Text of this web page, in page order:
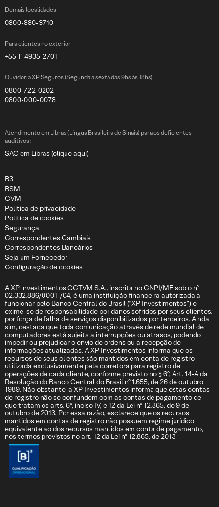
Demais localidades
0800-880-3710
Para clientes no exterior
+55 11 4935-2701
Ouvidoria XP Seguros (Segunda a sexta das 9hs às 18hs)
0800-722-0202
0800-000-0078
Atendimento em Libras (Língua Brasileira de Sinais) para os deficientes
auditivos:
SAC em Libras (clique aqui)
B3
BSM
CVM
Politica de privacidade
Politica de cookies
Segurança
Correspondentes Cambiais
Correspondentes Bancários
Seja um Fornecedor
Configuração de cookies
A XP Investimentos CCTVM S.A., inscrita no CNPJ/ME sob o nº
02.332.886/0001-/04, é uma instituição financeira autorizada a
funcionar pelo Banco Central do Brasil (“XP Investimentos”) e
exime-se de responsabilidade por danos sofridos por seus clientes,
por força de falha de serviços disponibilizados por terceiros. Ainda
sim, destaca que toda comunicação através de rede mundial de
computadores está sujeita a interrupções ou atrasos, podendo
impedir ou prejudicar o envio de ordens ou a recepção de
informações atualizadas. A XP Investimentos informa que os
recursos de seus clientes são mantidos em conta de registro
utilizada exclusivamente pela corretora para registro de
operações de cada cliente, conforme previsto no § 6º, Art. 14-A da
Resolução do Banco Central do Brasil nº 1.655, de 26 de outubro
1989. Não obstante, a XP Investimentos informa que estas contas
de registro não se confundem com as contas de pagamento de
que tratam os arts. 6º, inciso IV, e 12 da Lei nº 12.865, de 9 de
outubro de 2013. Por essa razão, esclarece que os recursos
mantidos em contas de registro não possuem regime jurídico
equivalente ao dos recursos mantidos em conta de pagamento,
nos termos previstos no art. 12 da Lei nº 12.865, de 2013